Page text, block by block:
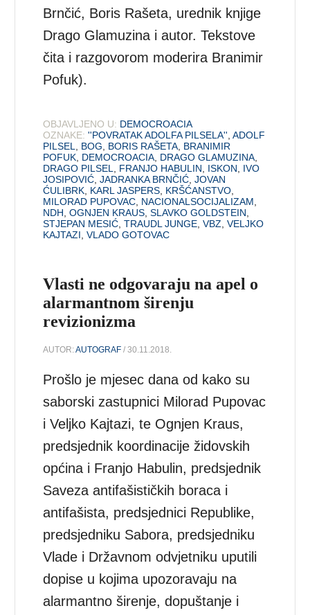
Brnčić, Boris Rašeta, urednik knjige
Drago Glamuzina i autor. Tekstove
čita i razgovorom moderira Branimir
Pofuk).
OBJAVLJENO U: DEMOCROACIA
OZNAKE: ''POVRATAK ADOLFA PILSELA'',ADOLF
PILSEL, BOG, BORIS RAŠETA, BRANIMIR
POFUK, DEMOCROACIA, DRAGO GLAMUZINA,
DRAGO PILSEL, FRANJO HABULIN, ISKON, IVO
JOSIPOVIĆ,JADRANKA BRNČIĆ,JOVAN
ĆULIBRK, KARL JASPERS, KRŠĆANSTVO,
MILORAD PUPOVAC, NACIONALSOCIJALIZAM,
NDH,OGNJEN KRAUS,SLAVKO GOLDSTEIN,
STJEPAN MESIĆ,TRAUDL JUNGE,VBZ,VELJKO
KAJTAZI,VLADO GOTOVAC
Vlasti ne odgovaraju na apel o
alarmantnom širenju
revizionizma
AUTOR:AUTOGRAF / 30.11.2018.
Prošlo je mjesec dana od kako su
saborski zastupnici Milorad Pupovac
i Veljko Kajtazi, te Ognjen Kraus,
predsjednik koordinacije židovskih
općina i Franjo Habulin, predsjednik
Saveza antifašističkih boraca i
antifašista, predsjednici Republike,
predsjedniku Sabora, predsjedniku
Vlade i Državnom odvjetniku uputili
dopise u kojima upozoravaju na
alarmantno širenje, dopuštanje i